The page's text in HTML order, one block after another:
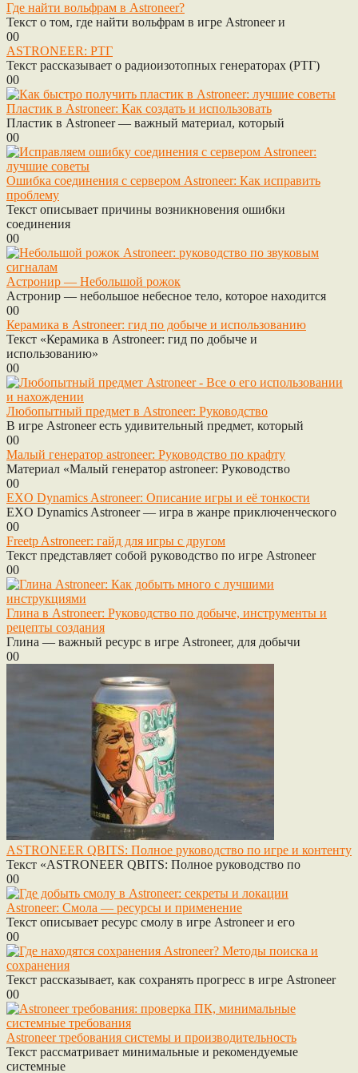
Где найти вольфрам в Astroneer?
Текст о том, где найти вольфрам в игре Astroneer и
00
ASTRONEER: РТГ
Текст рассказывает о радиоизотопных генераторах (РТГ)
00
Пластик в Astroneer: Как создать и использовать
Пластик в Astroneer — важный материал, который
00
Ошибка соединения с сервером Astroneer: Как исправить
проблему
Текст описывает причины возникновения ошибки
соединения
00
Астронир — Небольшой рожок
Астронир — небольшое небесное тело, которое находится
00
Керамика в Astroneer: гид по добыче и использованию
Текст «Керамика в Astroneer: гид по добыче и
использованию»
00
Любопытный предмет в Astroneer: Руководство
В игре Astroneer есть удивительный предмет, который
00
Малый генератор astroneer: Руководство по крафту
Материал «Малый генератор astroneer: Руководство
00
EXO Dynamics Astroneer: Описание игры и её тонкости
EXO Dynamics Astroneer — игра в жанре приключенческого
00
Freetp Astroneer: гайд для игры с другом
Текст представляет собой руководство по игре Astroneer
00
Глина в Astroneer: Руководство по добыче, инструменты и
рецепты создания
Глина — важный ресурс в игре Astroneer, для добычи
00
ASTRONEER QBITS: Полное руководство по игре и контенту
Текст «ASTRONEER QBITS: Полное руководство по
00
Astroneer: Смола — ресурсы и применение
Текст описывает ресурс смолу в игре Astroneer и его
00
Текст рассказывает, как сохранять прогресс в игре Astroneer
00
Astroneer требования системы и производительность
Текст рассматривает минимальные и рекомендуемые
системные